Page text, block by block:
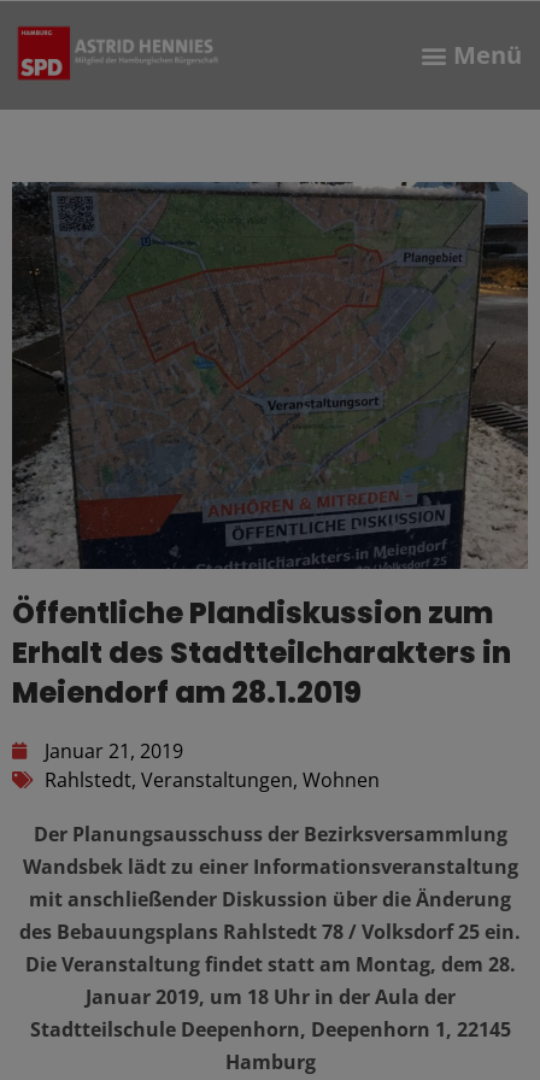
Öffentliche Plandiskussion zum
Erhalt des Stadtteilcharakters in
Meiendorf am 28.1.2019
Januar 21, 2019
Rahlstedt, Veranstaltungen, Wohnen
Der Planungsausschuss der Bezirksversammlung
Wandsbek lädt zu einer Informationsveranstaltung
mit anschließender Diskussion über die Änderung
des Bebauungsplans Rahlstedt 78 / Volksdorf 25 ein.
Die Veranstaltung findet statt am Montag, dem 28.
Januar 2019, um 18 Uhr in der Aula der
Stadtteilschule Deepenhorn, Deepenhorn 1, 22145
Hamburg